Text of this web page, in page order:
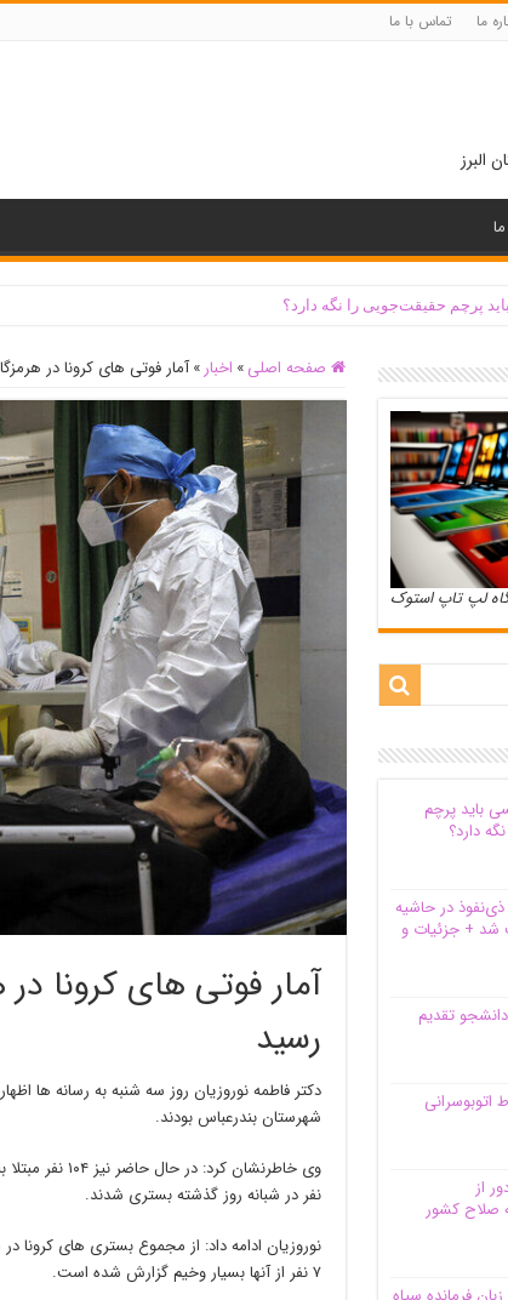
ما تماس با ما
البرز
پرچم حقیقت‌جویی را نگه دارد؟
صفحه اصلی » اخبار » آمار فوتی های کرونا در هرمزگان به ۲ هزار و ۴۴۹
رسید
شهرستان بندرعباس بودند.
نفر در شبانه روز گذشته بستری شدند.
۷ نفر از آنها بسیار وخیم گزارش شده است.
لپ تاپ استوک
باید پرچم
دارد؟
در حاشیه‌
شد + جزئیات و
12 روزه 7 شهید دانشجو تقدیم
اتوبوسرانی
از
صلاح کشور